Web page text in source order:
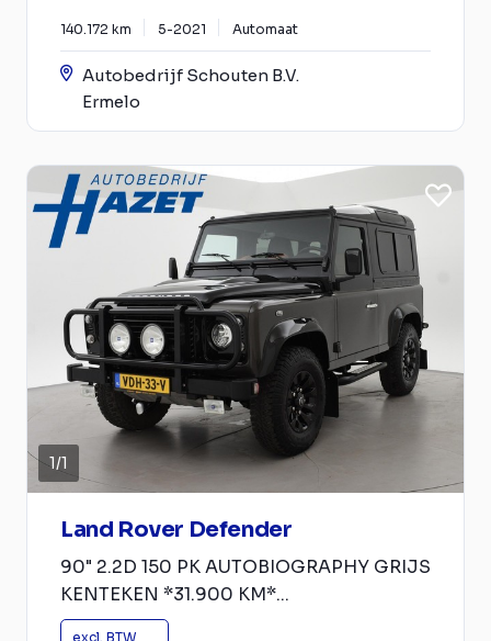
140.172 km 5-2021 Automaat
Autobedrijf Schouten B.V.
Ermelo
1/1
Land Rover Defender
90" 2.2D 150 PK AUTOBIOGRAPHY GRIJS
KENTEKEN *31.900 KM*...
excl. BTW